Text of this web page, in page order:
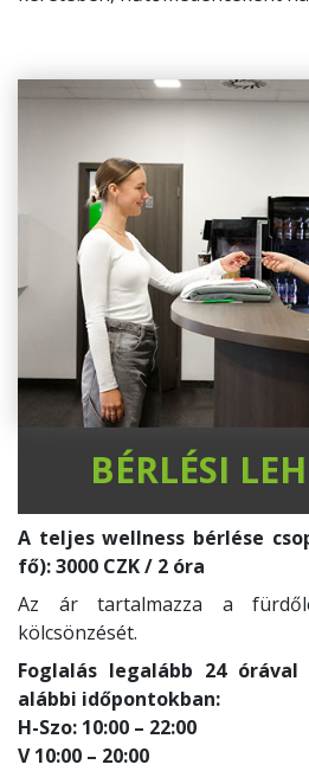
BÉRLÉSI
A teljes wellness bérlése
fő): 3000 CZK / 2 óra
Az ár tartalmazza a
kölcsönzését.
Foglalás legalább 24
alábbi időpontokban:
H-Szo: 10:00 – 22:00
V 10:00 – 20:00